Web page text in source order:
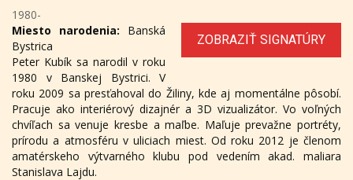
1980-
ZOBRAZIŤ SIGNATÚRY
Miesto narodenia: Banská
Bystrica
Peter Kubík sa narodil v roku
1980 v Banskej Bystrici. V
roku 2009 sa presťahoval do Žiliny, kde aj momentálne pôsobí.
Pracuje ako interiérový dizajnér a 3D vizualizátor. Vo voľných
chvíľach sa venuje kresbe a maľbe. Maľuje prevažne portréty,
prírodu a atmosféru v uliciach miest. Od roku 2012 je členom
amatérskeho výtvarného klubu pod vedením akad. maliara
Stanislava Lajdu.